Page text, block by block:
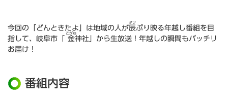
今回の「どんときたよ」は地域の人が辰
タツ
ぷり映る年越し番組を目
指して、岐阜市「 金
こがね
神社」から生放送！年越しの瞬間もバッチリ
お届け！
番組内容